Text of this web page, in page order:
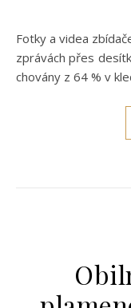
Fotky a videa zbídačených slepic tam, či onam vídáme už ve
zprávách přes
chovány z 64 % v